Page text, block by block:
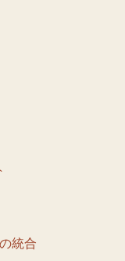
統合